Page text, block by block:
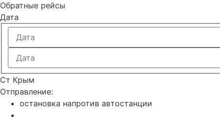
Обратные рейсы
Дата
Ст Крым
Отправление:
остановка напротив автостанции